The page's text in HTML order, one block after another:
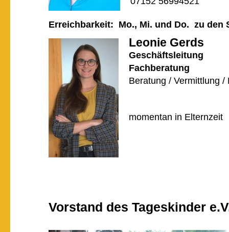
Erreichbarkeit: Mo., Mi. und Do. zu den
Leonie Gerds
Geschäftsleitung
Fachberatung
Beratung / Vermittlung /
momentan in Elternzeit
Vorstand des Tageskinder